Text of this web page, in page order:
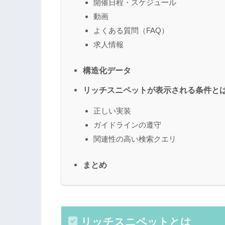
開催日程・スケジュール
動画
よくある質問（FAQ）
求人情報
構造化データ
リッチスニペットが表示される条件と
正しい実装
ガイドラインの遵守
関連性の高い検索クエリ
まとめ
リッチスニペットとは